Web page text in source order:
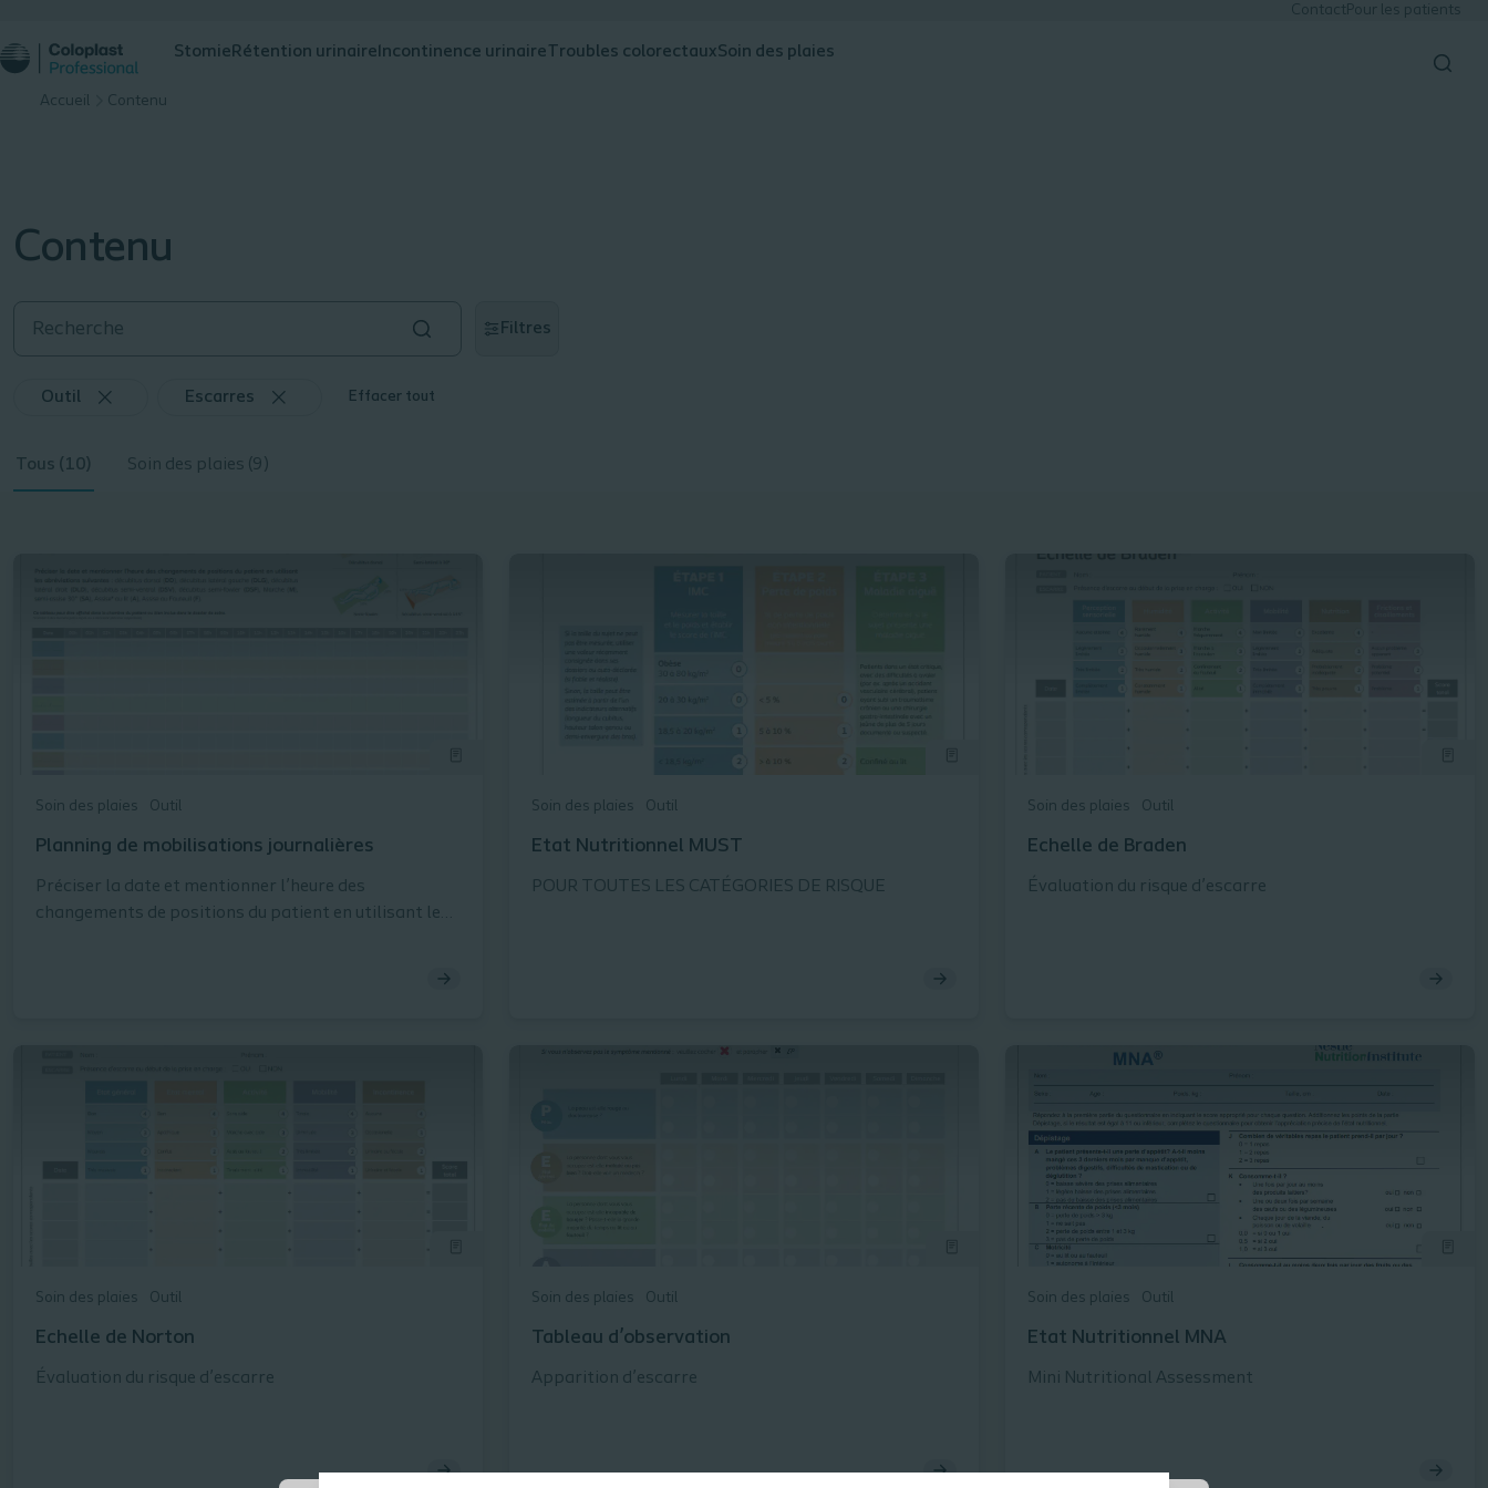
ContactPour les patients
Stomie Rétention urinaire Incontinence urinaire Troubles colorectauxSoin des plaies
Accueil Contenu
Contenu
Filtres
Outil Escarres Effacer tout
Tous (10) Soin des plaies (9)
Soin des plaies Outil
Planning de mobilisations journalières
Préciser la date et mentionner l’heure des
changements de positions du patient en utilisant les
Soin des plaies Outil
Etat Nutritionnel MUST
POUR TOUTES LES CATÉGORIES DE RISQUE
Soin des plaies Outil
Echelle de Braden
Évaluation du risque d’escarre
Soin des plaies Outil
Echelle de Norton
Évaluation du risque d’escarre
Soin des plaies Outil
Tableau d’observation
Apparition d’escarre
Soin des plaies Outil
Etat Nutritionnel MNA
Mini Nutritional Assessment